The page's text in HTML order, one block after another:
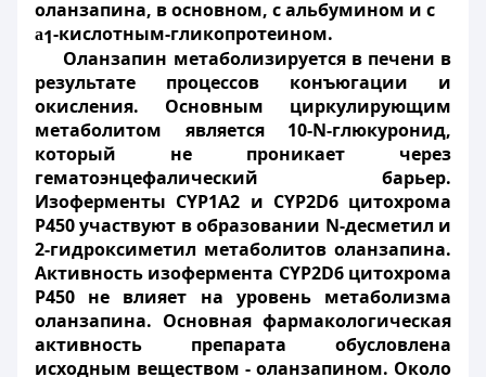
оланзапина, в основном, с альбумином и с
a1-кислотным-гликопротеином.
Оланзапин метаболизируется в печени в
результате процессов конъюгации и
окисления. Основным циркулирующим
метаболитом является 10-N-глюкуронид,
который не проникает через
гематоэнцефалический барьер.
Изоферменты CYP1A2 и CYP2D6 цитохрома
Р450 участвуют в образовании N-десметил и
2-гидроксиметил метаболитов оланзапина.
Активность изофермента CYP2D6 цитохрома
Р450 не влияет на уровень метаболизма
оланзапина. Основная фармакологическая
активность препарата обусловлена
исходным веществом - оланзапином. Около